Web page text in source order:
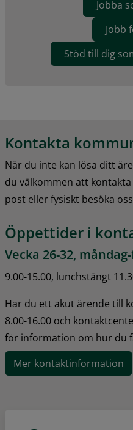
Jobba
Jobb
Stöd till dig
Kontakta
När du inte kan lösa ditt
du välkommen att kontakta
post eller fysiskt besöka
Öppettider i
Vecka 26-32,
9.00-15.00, lunchstängt
Har du ett akut ärende till
8.00-16.00 och
för information om hur du
Mer kontaktinformation